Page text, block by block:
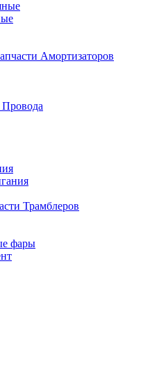
Амортизаторов
Трамблеров
фары